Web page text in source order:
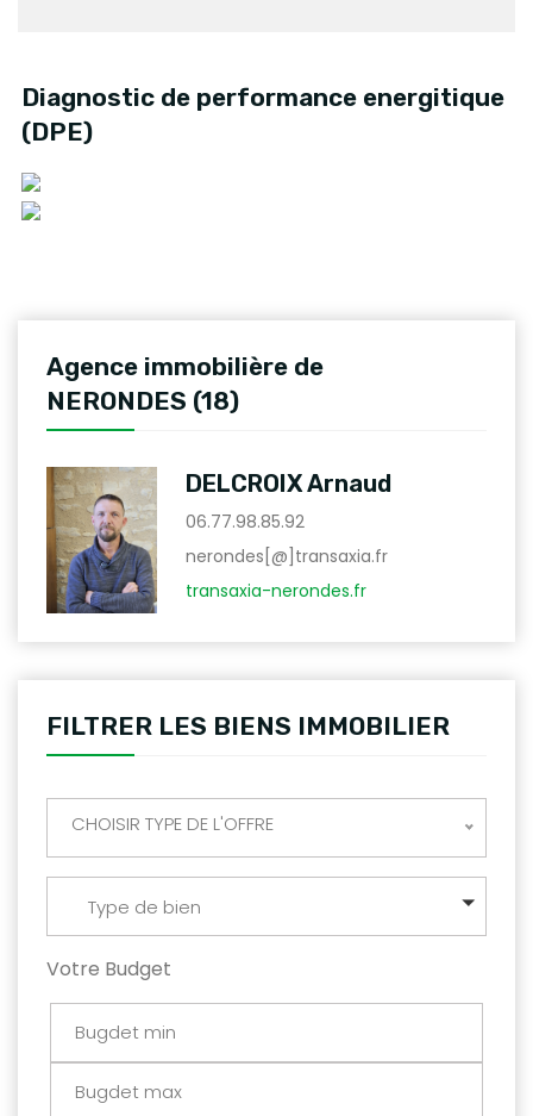
Diagnostic de performance energitique
(DPE)
Agence immobilière de
NERONDES (18)
DELCROIX Arnaud
06.77.98.85.92
nerondes[@]transaxia.fr
transaxia-nerondes.fr
FILTRER LES BIENS IMMOBILIER
CHOISIR TYPE DE L'OFFRE
Type de bien
Votre Budget